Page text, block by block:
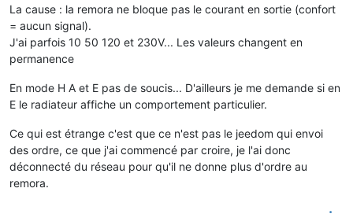
La cause : la remora ne bloque pas le courant en sortie (confort
= aucun signal).
J'ai parfois 10 50 120 et 230V... Les valeurs changent en
permanence
En mode H A et E pas de soucis... D'ailleurs je me demande si en
E le radiateur affiche un comportement particulier.
Ce qui est étrange c'est que ce n'est pas le jeedom qui envoi
des ordre, ce que j'ai commencé par croire, je l'ai donc
déconnecté du réseau pour qu'il ne donne plus d'ordre au
remora.